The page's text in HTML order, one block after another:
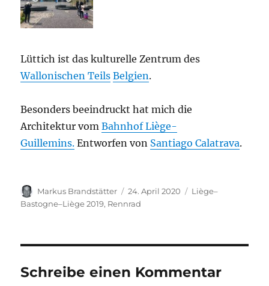
Lüttich ist das kulturelle Zentrum des
Wallonischen Teils Belgien.
Besonders beeindruckt hat mich die
Architektur vomBahnhof Liège-
Guillemins. Entworfen von Santiago Calatrava.
Autor
Markus Brandstätter
Veröffentlicht
am
24. April 2020 Kategorien
Liège–
Bastogne–Liège 2019, Rennrad
Schreibe einen Kommentar